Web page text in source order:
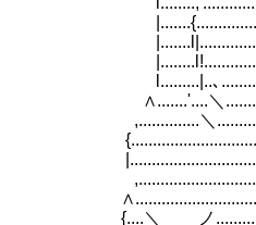
l.........|..､
∧.......'....＼
,..............＼
{....＼＿__ノ